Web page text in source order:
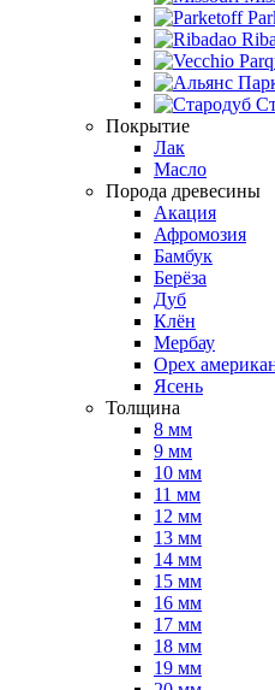
Покрытие
Лак
Масло
Порода древесины
Акация
Афромозия
Бамбук
Берёза
Дуб
Клён
Мербау
Орех
Ясень
Толщина
8 мм
9 мм
10 мм
11 мм
12 мм
13 мм
14 мм
15 мм
16 мм
17 мм
18 мм
19 мм